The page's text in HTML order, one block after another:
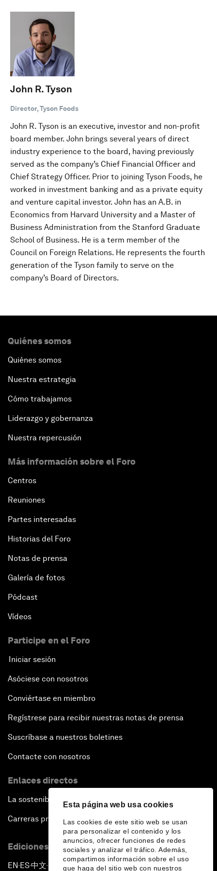
Esta página web usa cookies
Las cookies de este sitio web se usan
para personalizar el contenido y los
anuncios, ofrecer funciones de redes
sociales y analizar el tráfico. Además,
compartimos información sobre el uso
que haga del sitio web con nuestros
John R. Tyson
Director, Tyson Foods
John R. Tyson is an executive, investor and non-profit
board member. John brings several years of direct
industry experience to the board, having previously
served as the company’s Chief Financial Officer and
Chief Strategy Officer. Prior to joining Tyson Foods, he
worked in investment banking and as a private equity
and venture capital investor. John has an A.B. in
Economics from Harvard University and a Master of
Business Administration from the Stanford Graduate
School of Business. He is a term member of the
Council on Foreign Relations. He represents the fourth
generation of the Tyson family to serve on the
company’s Board of Directors.
Quiénes somos
Quiénes somos
Nuestra estrategia
Cómo trabajamos
Liderazgo y gobernanza
Nuestra repercusión
Más información sobre el Foro
Centros
Reuniones
Partes interesadas
Historias del Foro
Notas de prensa
Galería de fotos
Pódcast
Vídeos
Participe en el Foro
Iniciar sesión
Asóciese con nosotros
Conviértase en miembro
Regístrese para recibir nuestras notas de prensa
Suscríbase a nuestros boletines
Contacte con nosotros
Enlaces directos
La sostenibilidad en el Foro
Carreras profesionales
Ediciones en otros idiomas
EN ▪ES▪中文▪ 日本語